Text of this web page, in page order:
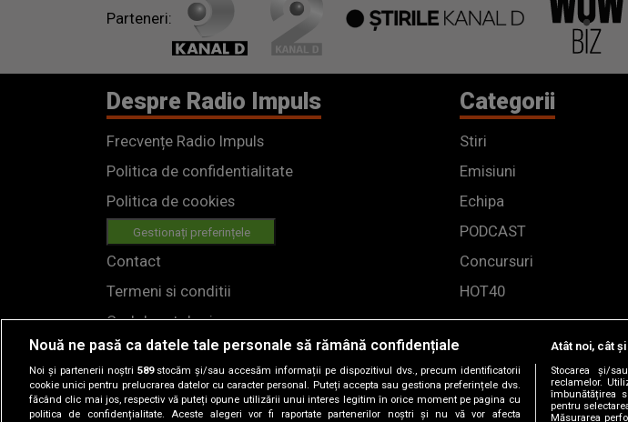
Parteneri:
Despre Radio Impuls
Frecvențe Radio Impuls
Politica de confidentialitate
Politica de cookies
Gestionați preferințele
Contact
Termeni si conditii
Cod deontologic
Regulamente
Categorii
Stiri
Emisiuni
Echipa
PODCAST
Concursuri
HOT40
Nouă ne pasă ca datele tale personale să rămână confidențiale
Noi și partenerii noștri 589stocăm și/sau accesăm informații pe dispozitivul dvs., precum identificatorii
cookie unici pentru prelucrarea datelor cu caracter personal. Puteți accepta sau gestiona preferințele dvs.
făcând clic mai jos, respectiv vă puteți opune utilizării unui interes legitim în orice moment pe pagina cu
politica de confidențialitate. Aceste alegeri vor fi raportate partenerilor noștri și nu vă vor afecta
Atât noi, cât
Stocarea și/
reclamelor.
îmbunătățirea
pentru
Măsurarea